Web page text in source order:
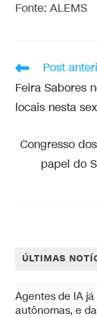
Fonte: ALEMS
Post
Feira Sabores
locais nesta
Congresso
papel do
ÚLTIMAS
Agentes de IA
autônomas, e